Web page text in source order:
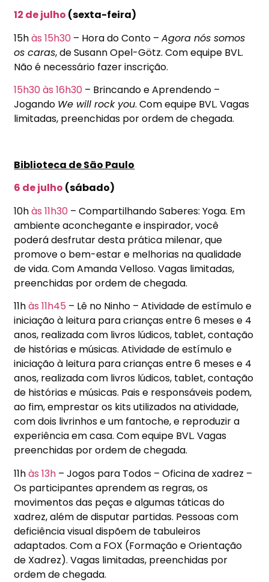
12 de julho (sexta-feira)
15hàs 15h30 – Hora do Conto –Agora nós somos
os caras, de Susann Opel-Götz. Com equipe BVL.
Não é necessário fazer inscrição.
15h30às 16h30 – Brincando e Aprendendo –
Jogando We will rock you. Com equipe BVL. Vagas
limitadas, preenchidas por ordem de chegada.
Biblioteca de São Paulo
6 de julho (sábado)
10hàs 11h30 – Compartilhando Saberes: Yoga. Em
ambiente aconchegante e inspirador, você
poderá desfrutar desta prática milenar, que
promove o bem-estar e melhorias na qualidade
de vida. Com Amanda Velloso. Vagas limitadas,
preenchidas por ordem de chegada.
11hàs 11h45 – Lê no Ninho – Atividade de estímulo e
iniciação à leitura para crianças entre 6 meses e 4
anos, realizada com livros lúdicos, tablet, contação
de histórias e músicas. Atividade de estímulo e
iniciação à leitura para crianças entre 6 meses e 4
anos, realizada com livros lúdicos, tablet, contação
de histórias e músicas. Pais e responsáveis podem,
ao fim, emprestar os kits utilizados na atividade,
com dois livrinhos e um fantoche, e reproduzir a
experiência em casa. Com equipe BVL. Vagas
preenchidas por ordem de chegada.
11hàs 13h – Jogos para Todos – Oficina de xadrez –
Os participantes aprendem as regras, os
movimentos das peças e algumas táticas do
xadrez, além de disputar partidas. Pessoas com
deficiência visual dispõem de tabuleiros
adaptados. Com a FOX (Formação e Orientação
de Xadrez). Vagas limitadas, preenchidas por
ordem de chegada.